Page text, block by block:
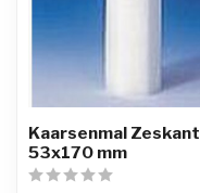
Kaarsenmal Zeskant
53x170 mm